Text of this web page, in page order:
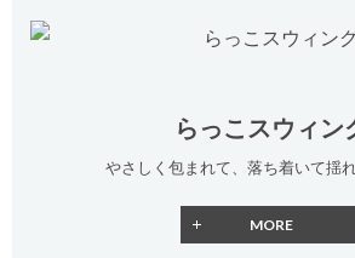
らっこスウィン
やさしく包まれて、落ち着いて揺